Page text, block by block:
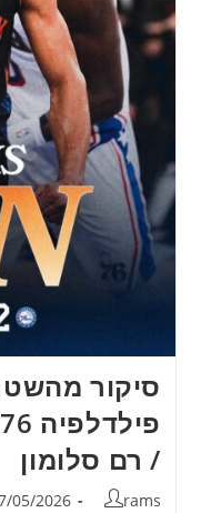
סיקור
/ רם סלומון
מחבר:
rams פורסם:
05/2026